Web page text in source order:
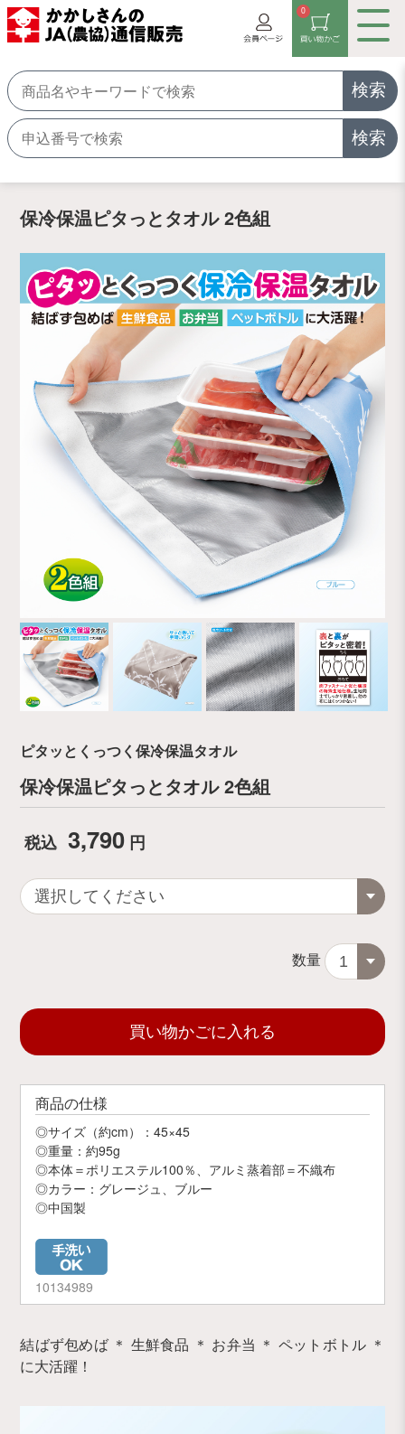
検索
検索
0
保冷保温ピタっとタオル 2色組
ピタッとくっつく保冷保温タオル
保冷保温ピタっとタオル 2色組
税込 3,790 円
数量
買い物かごに入れる
商品の仕様
◎サイズ（約cm）：45×45
◎重量：約95g
◎本体＝ポリエステル100％、アルミ蒸着部＝不織布
◎カラー：グレージュ、ブルー
◎中国製
10134989
結ばず包めば ＊ 生鮮食品 ＊ お弁当 ＊ ペットボトル ＊
に大活躍！